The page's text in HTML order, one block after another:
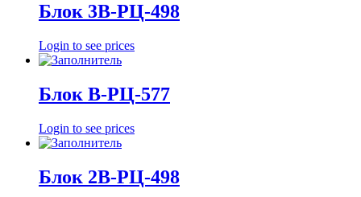
Блок 3В-РЦ-498
Login to see prices
Блок В-РЦ-577
Login to see prices
Блок 2В-РЦ-498